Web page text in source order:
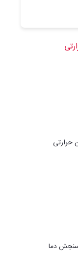
حرارتی
سنجش دما